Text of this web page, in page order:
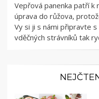
Vepřová panenka patří k
úprava do růžova,
Vy si ji s námi připravte
vděčných strávníků tak